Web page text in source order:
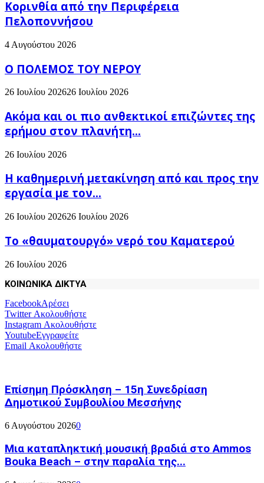
Κορινθία από την Περιφέρεια
Πελοποννήσου
4 Αυγούστου 2026
Ο ΠΟΛΕΜΟΣ ΤΟΥ ΝΕΡΟΥ
26 Ιουλίου 202626 Ιουλίου 2026
Ακόμα και οι πιο ανθεκτικοί επιζώντες της
ερήμου στον πλανήτη...
26 Ιουλίου 2026
H καθημερινή μετακίνηση από και προς την
εργασία με τον...
26 Ιουλίου 202626 Ιουλίου 2026
Το «θαυματουργό» νερό του Καματερού
26 Ιουλίου 2026
ΚΟΙΝΩΝΙΚΑ ΔΙΚΤΥΑ
FacebookΑρέσει
TwitterΑκολουθήστε
Instagram Ακολουθήστε
YoutubeΕγγραφείτε
Email Ακολουθήστε
Επίσημη Πρόσκληση – 15η Συνεδρίαση
Δημοτικού Συμβουλίου Μεσσήνης
6 Αυγούστου 20260
Μια καταπληκτική μουσική βραδιά στο Ammos
Bouka Beach – στην παραλία της...